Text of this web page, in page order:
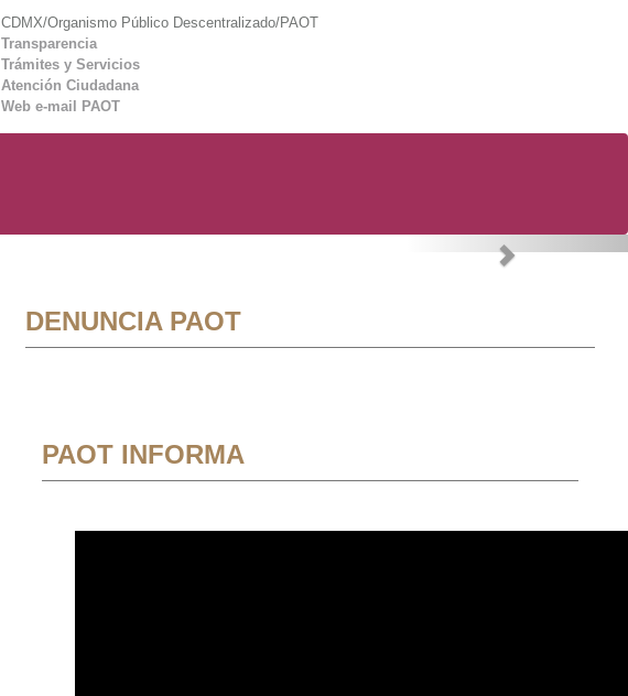
CDMX/Organismo Público Descentralizado/PAOT
Transparencia
Trámites y Servicios
Atención Ciudadana
Web e-mail PAOT
Next
DENUNCIA PAOT
PAOT INFORMA